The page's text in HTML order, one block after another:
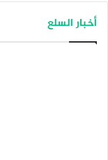
أخبار السلع